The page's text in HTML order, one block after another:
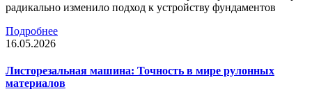
радикально изменило подход к устройству фундаментов
Подробнее
16.05.2026
Листорезальная машина: Точность в мире рулонных
материалов